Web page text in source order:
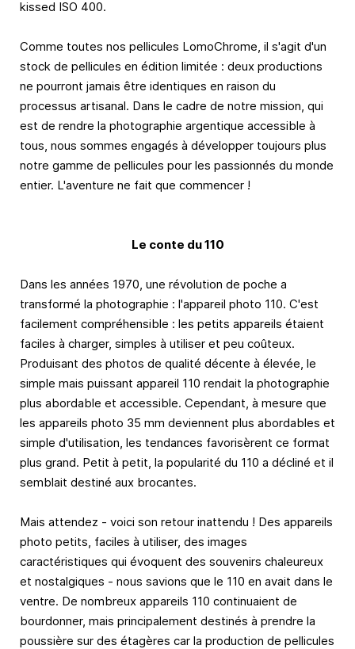
kissed ISO 400.
Comme toutes nos pellicules LomoChrome, il s'agit d'un
stock de pellicules en édition limitée : deux productions
ne pourront jamais être identiques en raison du
processus artisanal. Dans le cadre de notre mission, qui
est de rendre la photographie argentique accessible à
tous, nous sommes engagés à développer toujours plus
notre gamme de pellicules pour les passionnés du monde
entier. L'aventure ne fait que commencer !
Le conte du 110
Dans les années 1970, une révolution de poche a
transformé la photographie : l'appareil photo 110. C'est
facilement compréhensible : les petits appareils étaient
faciles à charger, simples à utiliser et peu coûteux.
Produisant des photos de qualité décente à élevée, le
simple mais puissant appareil 110 rendait la photographie
plus abordable et accessible. Cependant, à mesure que
les appareils photo 35 mm deviennent plus abordables et
simple d'utilisation, les tendances favorisèrent ce format
plus grand. Petit à petit, la popularité du 110 a décliné et il
semblait destiné aux brocantes.
Mais attendez - voici son retour inattendu ! Des appareils
photo petits, faciles à utiliser, des images
caractéristiques qui évoquent des souvenirs chaleureux
et nostalgiques - nous savions que le 110 en avait dans le
ventre. De nombreux appareils 110 continuaient de
bourdonner, mais principalement destinés à prendre la
poussière sur des étagères car la production de pellicules